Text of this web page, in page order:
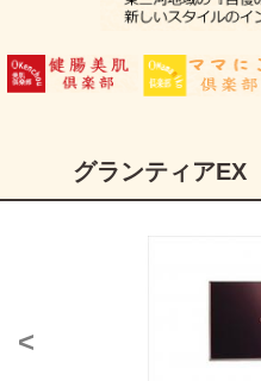
グランティア
<